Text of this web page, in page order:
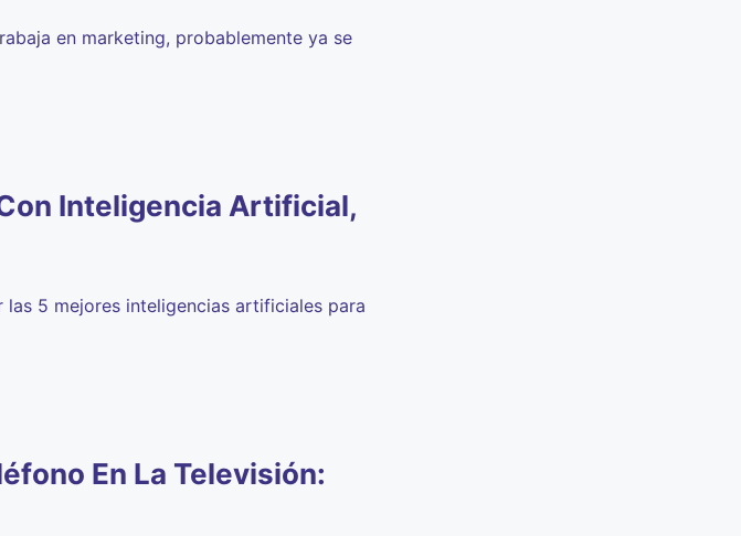
en marketing, probablemente ya se
Inteligencia Artificial,
las 5 mejores inteligencias artificiales para
En La Televisión: